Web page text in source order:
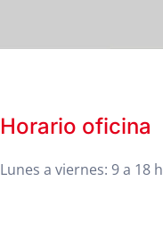
Horario oficina
Lunes a viernes: 9 a 18